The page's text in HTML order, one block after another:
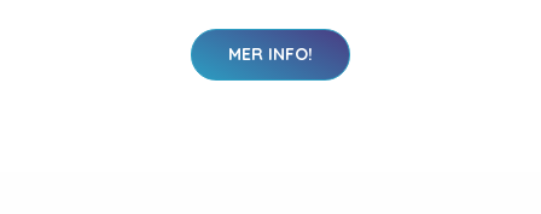
MER INFO!